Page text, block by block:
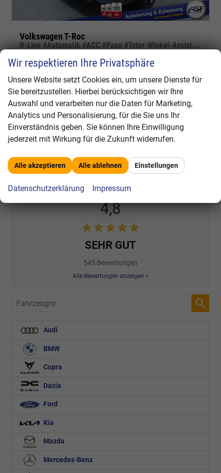
Volkswagen T-Roc
R-Line #Automatik #ACC #Pano #Toter-Winkel-Assist. #Park-Assist. #LED
305222 Getriebe
Autom. 7-Gang
Benzin Außenfarbe
Indiumgrau
110 kW (150 PS)
100 km
31.07.2025
33.990,– €
incl. 19% MwSt.
Wir rufen Sie an
Fahrzeugexposé (PDF)
Fahrzeug parken
CO
2 -Klasse:
CO2-Emissionen: 143,00 g/km
4,8
SEHR GUT
545 Bewertungen
Alle Bewertungen anzeigen >
Fahrzeugnr.
Audi
BMW
Cupra
Dacia
Ford
Kia
Mazda
Mercedes-Benz
Wir respektieren Ihre Privatsphäre
Unsere Website setzt Cookies ein, um unsere Dienste für
Sie bereitzustellen. Hierbei berücksichtigen wir Ihre
Auswahl und verarbeiten nur die Daten für Marketing,
Analytics und Personalisierung, für die Sie uns Ihr
Einverständnis geben. Sie können Ihre Einwilligung
jederzeit mit Wirkung für die Zukunft widerrufen.
Alle akzeptieren Alle ablehnen Einstellungen
Datenschutzerklärung Impressum